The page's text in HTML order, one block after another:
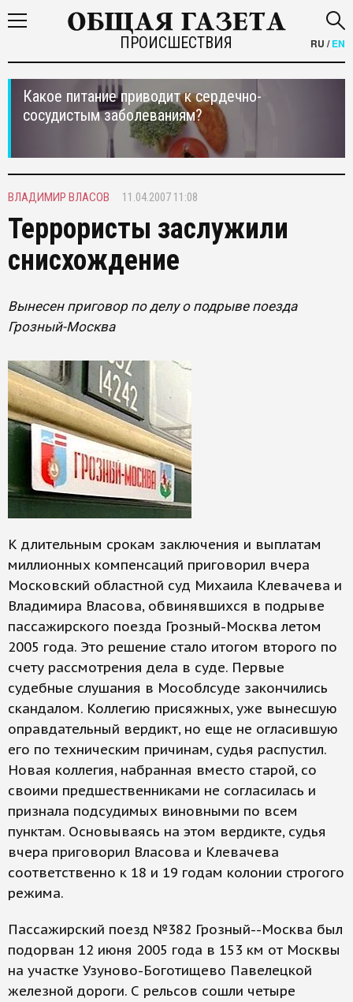
ПРОИСШЕСТВИЯ RU /EN
Какое питание приводит к сердечно-
сосудистым заболеваниям?
ВЛАДИМИР ВЛАСОВ 11.04.2007 11:08
Террористы заслужили
снисхождение
Вынесен приговор по делу о подрыве поезда
Грозный-Москва
К длительным срокам заключения и выплатам
миллионных компенсаций приговорил вчера
Московский областной суд Михаила Клевачева и
Владимира Власова, обвинявшихся в подрыве
пассажирского поезда Грозный-Москва летом
2005 года. Это решение стало итогом второго по
счету рассмотрения дела в суде. Первые
судебные слушания в Мособлсуде закончились
скандалом. Коллегию присяжных, уже вынесшую
оправдательный вердикт, но еще не огласившую
его по техническим причинам, судья распустил.
Новая коллегия, набранная вместо старой, со
своими предшественниками не согласилась и
признала подсудимых виновными по всем
пунктам. Основываясь на этом вердикте, судья
вчера приговорил Власова и Клевачева
соответственно к 18 и 19 годам колонии строгого
режима.
Пассажирский поезд №382 Грозный--Москва был
подорван 12 июня 2005 года в 153 км от Москвы
на участке Узуново-Боготищево Павелецкой
железной дороги. С рельсов сошли четыре